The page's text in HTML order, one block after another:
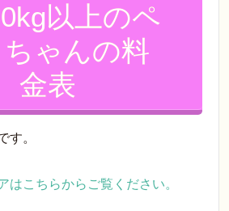
以上のペ
ちゃんの料
金表
す。
はこちらからご覧ください。